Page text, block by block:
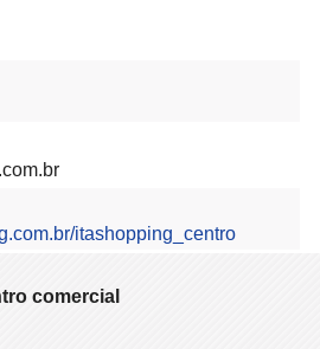
itashopping_centro
comercial